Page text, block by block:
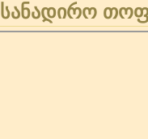
სანადირო